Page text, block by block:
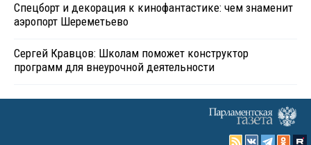
Спецборт и декорация к кинофантастике: чем знаменит
аэропорт Шереметьево
Сергей Кравцов: Школам поможет конструктор
программ для внеурочной деятельности